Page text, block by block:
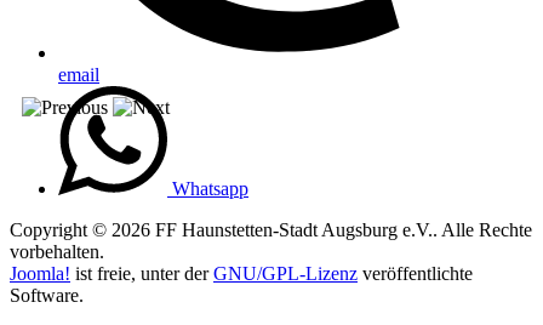
email
Whatsapp
Copyright © 2026 FF Haunstetten-Stadt Augsburg e.V.. Alle Rechte
vorbehalten.
Joomla! ist freie, unter derGNU/GPL-Lizenz veröffentlichte
Software.